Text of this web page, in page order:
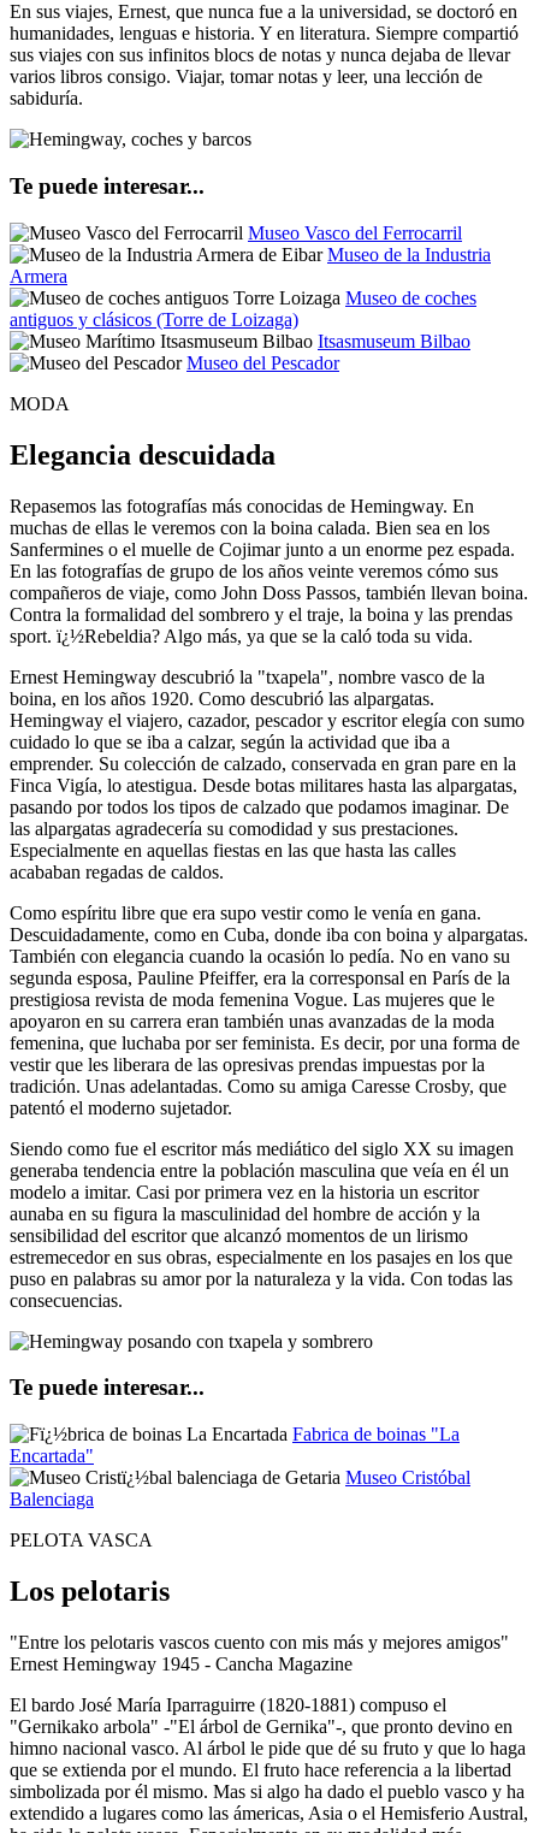
En sus viajes, Ernest, que nunca fue a la universidad, se doctoró en
humanidades, lenguas e historia. Y en literatura. Siempre compartió
sus viajes con sus infinitos blocs de notas y nunca dejaba de llevar
varios libros consigo. Viajar, tomar notas y leer, una lección de
sabiduría.
Te puede interesar...
Museo Vasco del Ferrocarril
Museo de la Industria
Armera
Museo de coches
antiguos y clásicos (Torre de Loizaga)
Itsasmuseum Bilbao
Museo del Pescador
MODA
Elegancia descuidada
Repasemos las fotografías más conocidas de Hemingway. En
muchas de ellas le veremos con la boina calada. Bien sea en los
Sanfermines o el muelle de Cojimar junto a un enorme pez espada.
En las fotografías de grupo de los años veinte veremos cómo sus
compañeros de viaje, como John Doss Passos, también llevan boina.
Contra la formalidad del sombrero y el traje, la boina y las prendas
sport. ï¿½Rebeldia? Algo más, ya que se la caló toda su vida.
Ernest Hemingway descubrió la "txapela", nombre vasco de la
boina, en los años 1920. Como descubrió las alpargatas.
Hemingway el viajero, cazador, pescador y escritor elegía con sumo
cuidado lo que se iba a calzar, según la actividad que iba a
emprender. Su colección de calzado, conservada en gran pare en la
Finca Vigía, lo atestigua. Desde botas militares hasta las alpargatas,
pasando por todos los tipos de calzado que podamos imaginar. De
las alpargatas agradecería su comodidad y sus prestaciones.
Especialmente en aquellas fiestas en las que hasta las calles
acababan regadas de caldos.
Como espíritu libre que era supo vestir como le venía en gana.
Descuidadamente, como en Cuba, donde iba con boina y alpargatas.
También con elegancia cuando la ocasión lo pedía. No en vano su
segunda esposa, Pauline Pfeiffer, era la corresponsal en París de la
prestigiosa revista de moda femenina Vogue. Las mujeres que le
apoyaron en su carrera eran también unas avanzadas de la moda
femenina, que luchaba por ser feminista. Es decir, por una forma de
vestir que les liberara de las opresivas prendas impuestas por la
tradición. Unas adelantadas. Como su amiga Caresse Crosby, que
patentó el moderno sujetador.
Siendo como fue el escritor más mediático del siglo XX su imagen
generaba tendencia entre la población masculina que veía en él un
modelo a imitar. Casi por primera vez en la historia un escritor
aunaba en su figura la masculinidad del hombre de acción y la
sensibilidad del escritor que alcanzó momentos de un lirismo
estremecedor en sus obras, especialmente en los pasajes en los que
puso en palabras su amor por la naturaleza y la vida. Con todas las
consecuencias.
Te puede interesar...
Fabrica de boinas "La
Encartada"
Museo Cristóbal
Balenciaga
PELOTA VASCA
Los pelotaris
"Entre los pelotaris vascos cuento con mis más y mejores amigos"
Ernest Hemingway 1945 - Cancha Magazine
El bardo José María Iparraguirre (1820-1881) compuso el
"Gernikako arbola" -"El árbol de Gernika"-, que pronto devino en
himno nacional vasco. Al árbol le pide que dé su fruto y que lo haga
que se extienda por el mundo. El fruto hace referencia a la libertad
simbolizada por él mismo. Mas si algo ha dado el pueblo vasco y ha
extendido a lugares como las ámericas, Asia o el Hemisferio Austral,